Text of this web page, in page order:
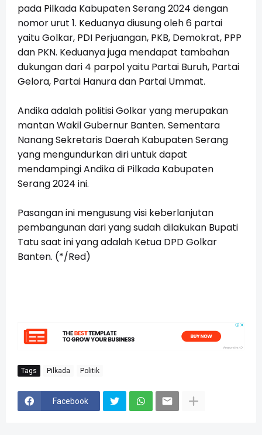
pada Pilkada Kabupaten Serang 2024 dengan
nomor urut 1. Keduanya diusung oleh 6 partai
yaitu Golkar, PDI Perjuangan, PKB, Demokrat, PPP
dan PKN. Keduanya juga mendapat tambahan
dukungan dari 4 parpol yaitu Partai Buruh, Partai
Gelora, Partai Hanura dan Partai Ummat.
Andika adalah politisi Golkar yang merupakan
mantan Wakil Gubernur Banten. Sementara
Nanang Sekretaris Daerah Kabupaten Serang
yang mengundurkan diri untuk dapat
mendampingi Andika di Pilkada Kabupaten
Serang 2024 ini.
Pasangan ini mengusung visi keberlanjutan
pembangunan dari yang sudah dilakukan Bupati
Tatu saat ini yang adalah Ketua DPD Golkar
Banten. (*/Red)
Tags Pilkada Politik
Facebook